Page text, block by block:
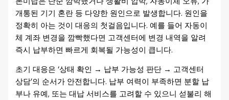
개통된 기기 혼란 등 다양한 원인으로 발생합니다. 원인을
정확히 아는 것이 대응의 첫걸음입니다. 예를 들어 자동이
체 계좌 변경을 깜빡했다면 고객센터에 변경 내역을 알려
즉시 납부하면 빠르게 회복될 가능성이 큽니다.
초기 대응은 ‘상태 확인 → 납부 가능성 판단 → 고객센터
상담’의 순서가 안전합니다. 납부 여력이 부족하면 분할 납
부나 유예, 또는 대납 서비스를 고려할 수 있으니 섣불리 해